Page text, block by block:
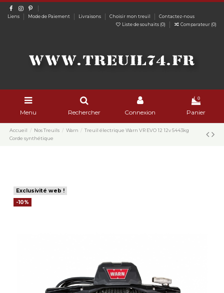
Liens Mode de Paiement Livraisons Choisir mon treuil
Contactez-nous
Liste de souhaits (0) Comparateur (0)
Menu Rechercher Connexion
0
Panier
Accueil Nos Treuils Warn
Treuil électrique Warn VR EVO 12 12v 5443kg
Corde synthétique
Exclusivité web !
-10%